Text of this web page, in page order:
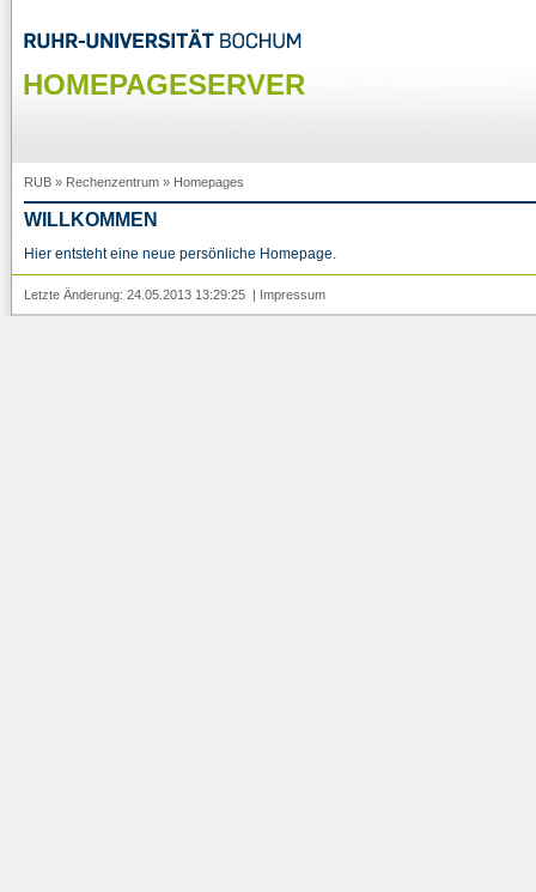
HOMEPAGESERVER
RUB » Rechenzentrum » Homepages
WILLKOMMEN
Hier entsteht eine neue persönliche Homepage.
Letzte Änderung: 24.05.2013 13:29:25 | Impressum